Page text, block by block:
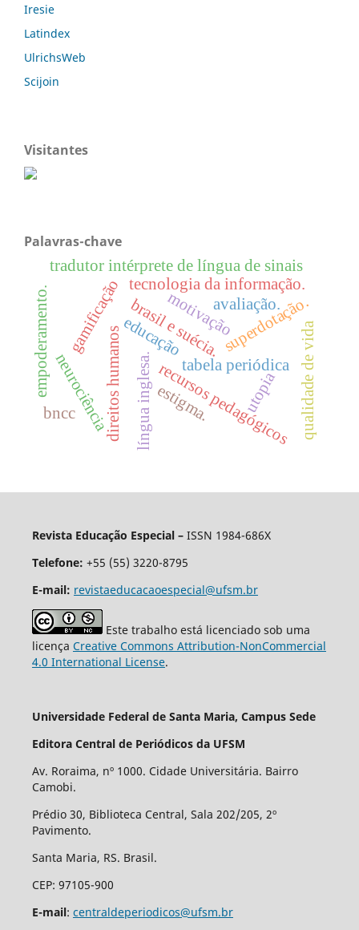
Iresie
Latindex
UlrichsWeb
Scijoin
Visitantes
Palavras-chave
educação
tabela periódica
recursos pedagógicos
língua inglesa.
brasil e suécia.
estigma.
direitos humanos
tecnologia da informação.
tradutor intérprete de língua de sinais
superdotação.
motivação
utopia
avaliação.
gamificação
neurociência qualidade de vida
bncc
empoderamento.
Revista Educação Especial – ISSN 1984-686X
Telefone: +55 (55) 3220-8795
E-mail: revistaeducacaoespecial@ufsm.br
Este trabalho está licenciado sob uma
licença Creative Commons Attribution-NonCommercial
4.0 International License.
Universidade Federal de Santa Maria, Campus Sede
Editora Central de Periódicos da UFSM
Av. Roraima, nº 1000. Cidade Universitária. Bairro
Camobi.
Prédio 30, Biblioteca Central, Sala 202/205, 2º
Pavimento.
Santa Maria, RS. Brasil.
CEP: 97105-900
E-mail: centraldeperiodicos@ufsm.br